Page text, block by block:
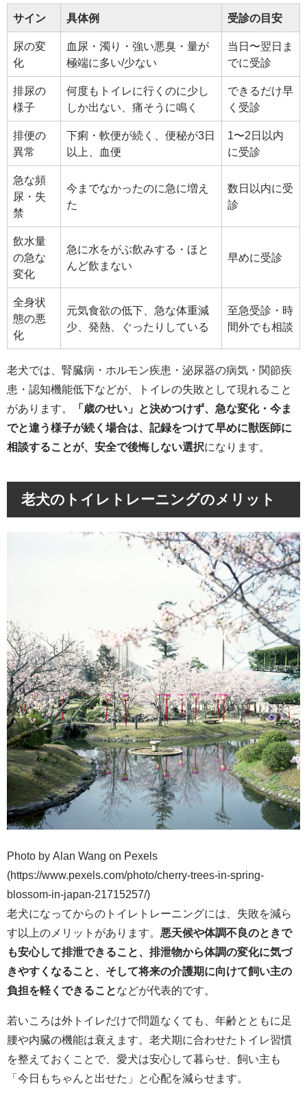
サイン 具体例 受診の目安
尿の変
化
血尿・濁り・強い悪臭・量が
極端に多い/少ない
当日〜翌日ま
でに受診
排尿の
様子
何度もトイレに行くのに少し
しか出ない、痛そうに鳴く
できるだけ早
く受診
排便の
異常
下痢・軟便が続く、便秘が3日
以上、血便
1〜2日以内
に受診
急な頻
尿・失
禁
今までなかったのに急に増え
た
数日以内に受
診
飲水量
の急な
変化
急に水をがぶ飲みする・ほと
んど飲まない
早めに受診
全身状
態の悪
化
元気食欲の低下、急な体重減
少、発熱、ぐったりしている
至急受診・時
間外でも相談
老犬では、腎臓病・ホルモン疾患・泌尿器の病気・関節疾
患・認知機能低下などが、トイレの失敗として現れること
があります。
「歳のせい」と決めつけず、急な変化・今ま
でと違う様子が続く場合は、記録をつけて早めに獣医師に
相談することが、安全で後悔しない選択になります。
老犬のトイレトレーニングのメリット
Photo by Alan Wang on Pexels
(https://www.pexels.com/photo/cherry-trees-in-spring-
blossom-in-japan-21715257/)
老犬になってからのトイレトレーニングには、失敗を減ら
す以上のメリットがあります。 悪天候や体調不良のときで
も安心して排泄できること、排泄物から体調の変化に気づ
きやすくなること、そして将来の介護期に向けて飼い主の
負担を軽くできることなどが代表的です。
若いころは外トイレだけで問題なくても、年齢とともに足
腰や内臓の機能は衰えます。老犬期に合わせたトイレ習慣
を整えておくことで、愛犬は安心して暮らせ、飼い主も
「今日もちゃんと出せた」と心配を減らせます。